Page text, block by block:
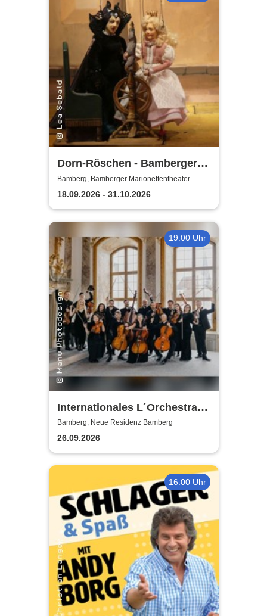
Dorn-Röschen - Bamberger
Marionettentheater
Bamberg, Bamberger Marionettentheater
18.09.2026 - 31.10.2026
19:00 Uhr
Internationales L´Orchestra I
Sedici
Bamberg, Neue Residenz Bamberg
26.09.2026
16:00 Uhr